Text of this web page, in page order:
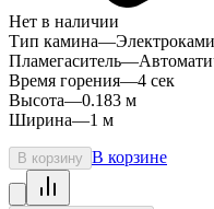
Нет в наличии
Тип камина—
Пламегаситель—
Время горения—4 сек
Высота—0.183 м
Ширина—1 м
В корзину В корзине